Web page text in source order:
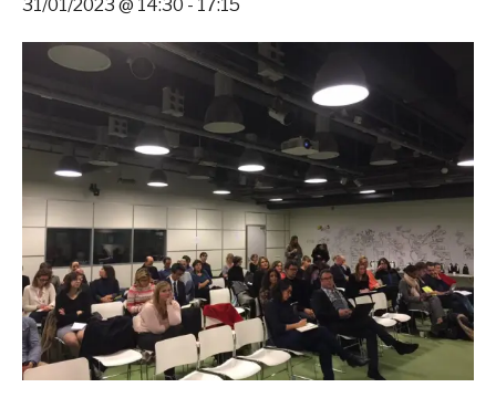
31/01/2023 @ 14:30 - 17:15